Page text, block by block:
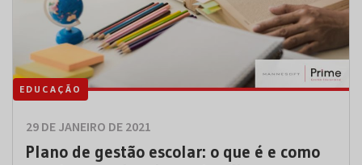
EDUCAÇÃO
29 DE JANEIRO DE 2021
Plano de gestão escolar: o que é e como